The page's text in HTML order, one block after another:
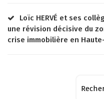
Loïc HERVÉ et ses
une révision décisive du
crise immobilière en